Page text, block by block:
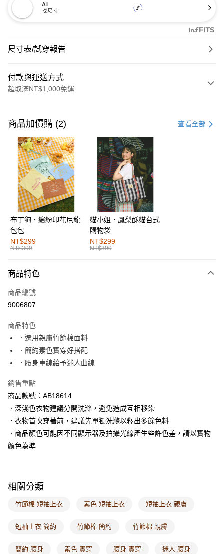
AI
找尺寸
尺寸表/試穿報告
付款與運送方式
超取滿NT$1,000免運
信用卡一次付款
購物金
超商取貨付款
LINE Pay
街口支付
運送方式
全家取貨付款
每筆NT$60，滿NT$1,000(含以上)免運費
付款後全家取貨
萊爾富取貨付款
付款後萊爾富取貨
每筆NT$60，滿NT$1,000(含以上)免運費
7-11取貨付款
每筆NT$60，滿NT$1,000(含以上)免運費
付款後7-11取貨
每筆NT$60，滿NT$1,000(含以上)免運費
宅配
每筆NT$120，滿NT$1,000(含以上)免運費
海外配送-歐美地區
商品加價購 (2) 查看全部
布丁狗．繽紛印花尼龍
包包
NT$299
NT$399
貓小姐．鳳梨酥貓台式
購物袋
NT$299
NT$399
商品特色
商品編號
9006807
商品特色
．選用親膚竹節棉面料
．簡約素色實穿好搭配
．腰身車線給予迷人曲線
銷售重點
商品款號：AB18614
．深淺色衣物建議分開洗滌，避免造成互相移染
．衣物首次穿著前，建議先單獨洗滌以釋出多餘色料
．商品顏色可能因不同顯示器及拍攝光線產生些許色差，請以實物
顏色為準
相關分類
竹節棉 短袖上衣 素色 短袖上衣 短袖上衣 親膚
短袖上衣 簡約 竹節棉 簡約 竹節棉 親膚
簡約 腰身 素色 實穿 腰身 實穿 迷人 腰身